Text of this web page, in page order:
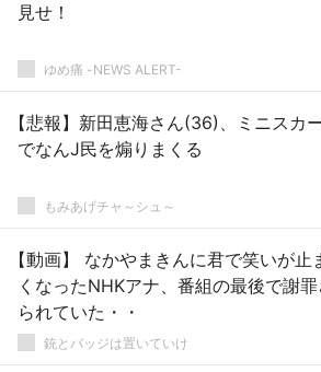
見せ！
ゆめ痛 -NEWS ALERT-
【悲報】新田恵海さん(36)、ミニスカ
でなんJ民を煽りまくる
もみあげチャ～シュ～
【動画】 なかやまきんに君で笑いが止
くなったNHKアナ、番組の最後で謝
られていた・・
銃とバッジは置いていけ